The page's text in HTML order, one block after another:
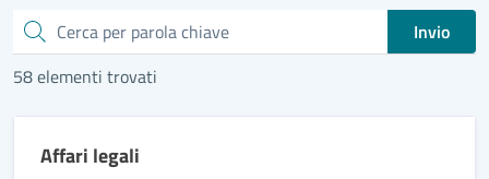
Cerca
Invio
58 elementi trovati
Affari legali